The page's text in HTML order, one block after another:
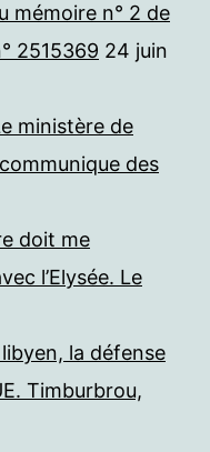
mémoire n° 2 de
2515369 24 juin
ministère de
des
doit me
l’Elysée. Le
la défense
Timburbrou,